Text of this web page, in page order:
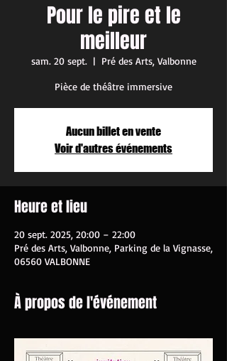
Pour le pire et le
meilleur
sam. 20 sept.
  |
Pré des Arts, Valbonne
Pièce de théâtre immersive
Aucun billet en vente
Voir d'autres événements
Heure et lieu
20 sept. 2025, 20:00 – 22:00
Pré des Arts, Valbonne, Parking de la Vignasse,
06560 VALBONNE
À propos de l'événement